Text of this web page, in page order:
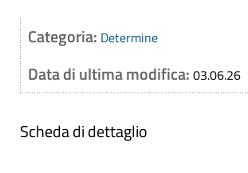
Categoria: Determine
Data di ultima modifica: 03.06.26
Scheda di dettaglio